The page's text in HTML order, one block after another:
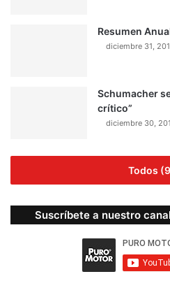
Resumen
diciembre 31,
Schumacher
crítico”
diciembre 30,
Todos
Suscríbete a nuestro canal